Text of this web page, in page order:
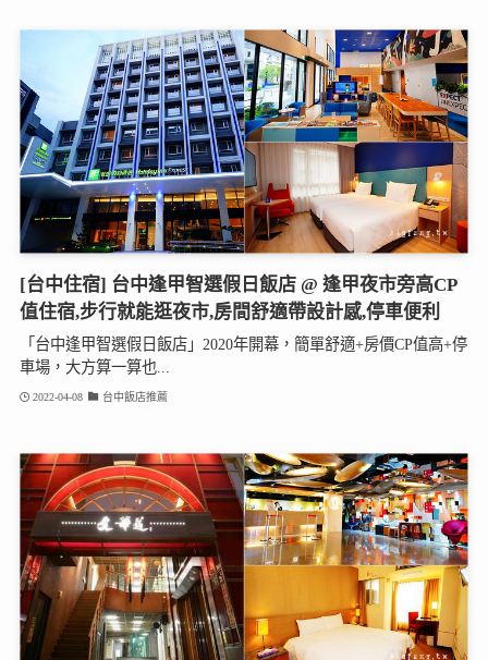
[台中住宿] 台中逢甲智選假日飯店 @ 逢甲夜市旁高CP
值住宿,步行就能逛夜市,房間舒適帶設計感,停車便利
「台中逢甲智選假日飯店」2020年開幕，簡單舒適+房價CP值高+停
車場，大方算一算也...
2022-04-08 台中飯店推薦